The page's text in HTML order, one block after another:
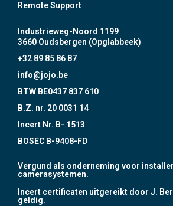
Remote Support
Industrieweg-Noord 1199
3660 Oudsbergen (Opglabbeek)
+32 89 85 86 87
info@jojo.be
BTW BE0437 837 610
B.Z. nr. 20 0031 14
Incert Nr. B- 1513
BOSEC B-9408-FD
Vergund als onderneming voor
camerasystemen.
Incert certificaten uitgereikt door J.
geldig.